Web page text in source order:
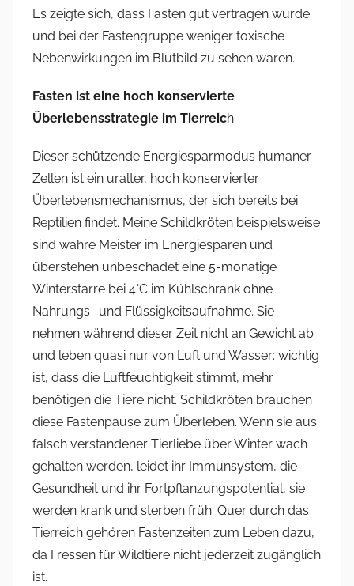
Es zeigte sich, dass Fasten gut vertragen wurde
und bei der Fastengruppe weniger toxische
Nebenwirkungen im Blutbild zu sehen waren.
Fasten ist eine hoch konservierte
Überlebensstrategie im Tierreich
Dieser schützende Energiesparmodus humaner
Zellen ist ein uralter, hoch konservierter
Überlebensmechanismus, der sich bereits bei
Reptilien findet. Meine Schildkröten beispielsweise
sind wahre Meister im Energiesparen und
überstehen unbeschadet eine 5-monatige
Winterstarre bei 4°C im Kühlschrank ohne
Nahrungs- und Flüssigkeitsaufnahme. Sie
nehmen während dieser Zeit nicht an Gewicht ab
und leben quasi nur von Luft und Wasser: wichtig
ist, dass die Luftfeuchtigkeit stimmt, mehr
benötigen die Tiere nicht. Schildkröten brauchen
diese Fastenpause zum Überleben. Wenn sie aus
falsch verstandener Tierliebe über Winter wach
gehalten werden, leidet ihr Immunsystem, die
Gesundheit und ihr Fortpflanzungspotential, sie
werden krank und sterben früh. Quer durch das
Tierreich gehören Fastenzeiten zum Leben dazu,
da Fressen für Wildtiere nicht jederzeit zugänglich
ist.